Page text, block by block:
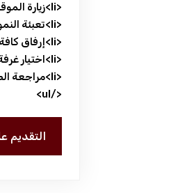
<li>زيارة الموقع الرسمي للبرنامج.</li>
<li>تعبئة النموذج المخصص لطلب التمويل.</li>
<li>إرفاق كافة المستندات المطلوبة</li>
<li>اختيار غرفة الجوف كجهة شريكة</li>
<li>مراجعة الطلب للتأكد من صحته وإرساله عبر الموقع.</li>
</ul>
التقديم